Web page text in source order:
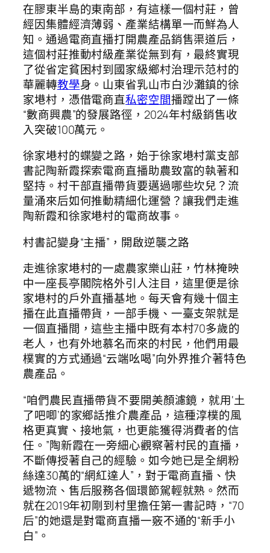
在膠東半島的東南部，有這樣一個村莊，曾
經因集體經濟薄弱、產業結構單一而鮮為人
知。通過電商直播打開農產品銷售渠道后，
這個村莊推動村級產業從無到有，最終實現
了從省定貧困村到國家級鄉村治理示范村的
華麗轉教學身。山東省乳山市白沙灘鎮的徐
家塂村，憑借電商直私密空間播蹚出了一條
“數商興農”的發展路徑，2024年村級銷售收
入突破100萬元。
徐家塂村的蝶變之路，始于徐家塂村黨支部
書記陶新霞探索電商直播助農致富的執著和
堅持。村干部直播帶貨要邁過哪些坎兒？流
量涌來后如何推動精細化運營？讓我們走進
陶新霞和徐家塂村的電商故事。
村書記變身“主播”，開啟逆襲之路
走進徐家塂村的一處農家樂山莊，竹林掩映
中一座長亭閣院格外引人注目，這里便是徐
家塂村的戶外直播基地。每天會有幾十個主
播在此直播帶貨，一部手機、一臺支架就是
一個直播間，這些主播中既有本村70多歲的
老人，也有外地慕名而來的村民，他們用最
樸實的方式通過“云端吆喝”向外界推介著特色
農產品。
“咱們農民直播帶貨不要開美顏濾鏡，就用‘土
了吧唧’的家鄉話推介農產品，這種淳樸的風
格更真實、接地氣，也更能獲得消費者的信
任。”陶新霞在一旁細心觀察著村民的直播，
不斷傳授著自己的經驗。如今她已是全網粉
絲達30萬的“網紅達人”，對于電商直播、快
遞物流、售后服務各個環節駕輕就熟。然而
就在2019年初剛到村里擔任第一書記時，“70
后”的她還是對電商直播一竅不通的“新手小
白”。